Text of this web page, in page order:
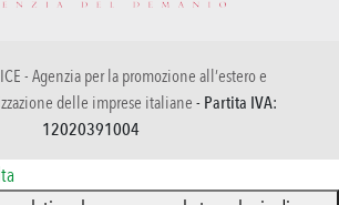
ICE - Agenzia per la promozione all’estero e
delle imprese italiane - Partita IVA:
12020391004